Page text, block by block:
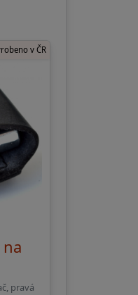
v ČR
pravá